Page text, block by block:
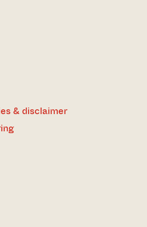
& disclaimer